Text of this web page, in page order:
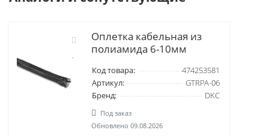
Оплетка кабельная из
полиамида 6-10мм
Код товара:
474253581
Артикул:
GTRPA-06
Бренд:
DKC
Под заказ
Обновлено 09.08.2026